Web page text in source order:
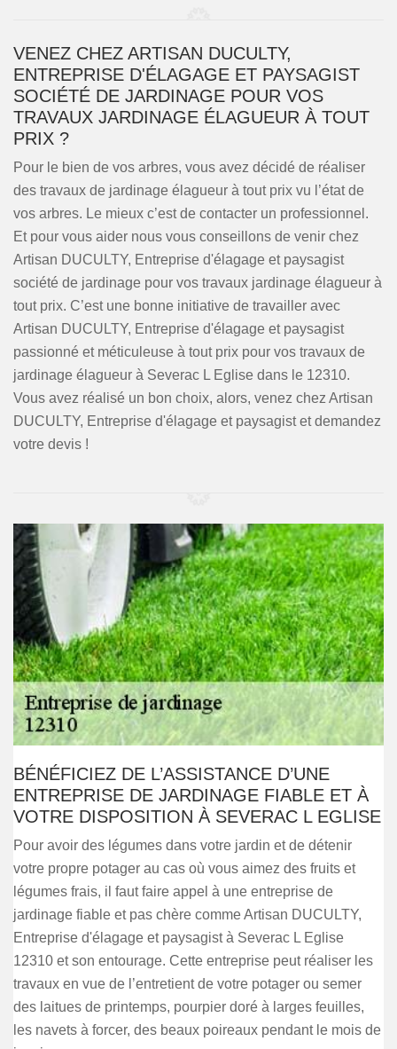
VENEZ CHEZ ARTISAN DUCULTY,
ENTREPRISE D'ÉLAGAGE ET PAYSAGIST
SOCIÉTÉ DE JARDINAGE POUR VOS
TRAVAUX JARDINAGE ÉLAGUEUR À TOUT
PRIX ?
Pour le bien de vos arbres, vous avez décidé de réaliser
des travaux de jardinage élagueur à tout prix vu l’état de
vos arbres. Le mieux c’est de contacter un professionnel.
Et pour vous aider nous vous conseillons de venir chez
Artisan DUCULTY, Entreprise d'élagage et paysagist
société de jardinage pour vos travaux jardinage élagueur à
tout prix. C’est une bonne initiative de travailler avec
Artisan DUCULTY, Entreprise d'élagage et paysagist
passionné et méticuleuse à tout prix pour vos travaux de
jardinage élagueur à Severac L Eglise dans le 12310.
Vous avez réalisé un bon choix, alors, venez chez Artisan
DUCULTY, Entreprise d'élagage et paysagist et demandez
votre devis !
BÉNÉFICIEZ DE L’ASSISTANCE D’UNE
ENTREPRISE DE JARDINAGE FIABLE ET À
VOTRE DISPOSITION À SEVERAC L EGLISE
Pour avoir des légumes dans votre jardin et de détenir
votre propre potager au cas où vous aimez des fruits et
légumes frais, il faut faire appel à une entreprise de
jardinage fiable et pas chère comme Artisan DUCULTY,
Entreprise d'élagage et paysagist à Severac L Eglise
12310 et son entourage. Cette entreprise peut réaliser les
travaux en vue de l’entretient de votre potager ou semer
des laitues de printemps, pourpier doré à larges feuilles,
les navets à forcer, des beaux poireaux pendant le mois de